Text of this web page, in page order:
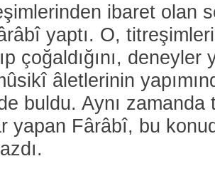
ibaret olan
yaptı. O,
çoğaldığını,
âletlerinin
buldu. Aynı zamanda
yapan Fârâbî, bu